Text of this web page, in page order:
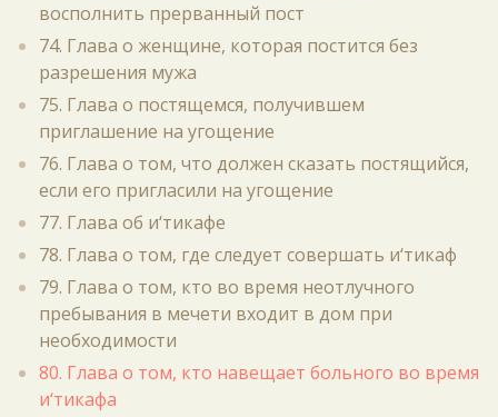
восполнить прерванный пост
74. Глава о женщине, которая постится без
разрешения мужа
75. Глава о постящемся, получившем
приглашение на угощение
76. Глава о том, что должен сказать постящийся,
если его пригласили на угощение
77. Глава об и‘тикафе
78. Глава о том, где следует совершать и‘тикаф
79. Глава о том, кто во время неотлучного
пребывания в мечети входит в дом при
необходимости
80. Глава о том, кто навещает больного во время
и‘тикафа